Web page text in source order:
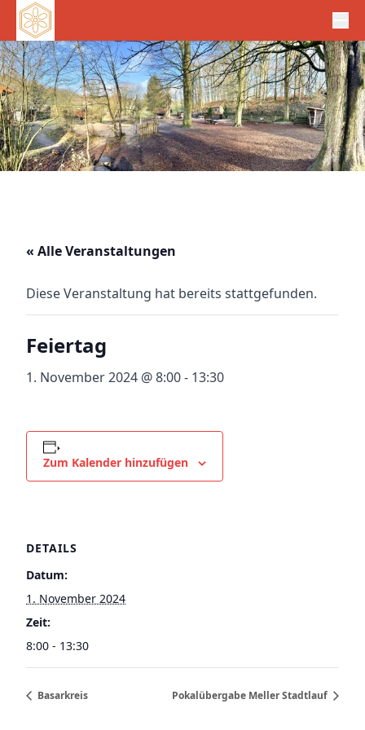
« Alle Veranstaltungen
Diese Veranstaltung hat bereits stattgefunden.
Feiertag
1. November 2024 @ 8:00- 13:30
Zum Kalender hinzufügen
DETAILS
Datum:
1. November 2024
Zeit:
8:00 - 13:30
Basarkreis Pokalübergabe Meller Stadtlauf